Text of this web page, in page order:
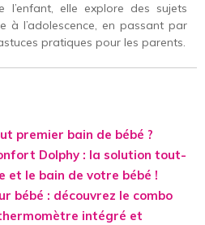
elle explore des sujets
à l’adolescence, en passant par
pratiques pour les parents.
premier bain de bébé ?
Dolphy : la solution tout-
et le bain de votre bébé !
bébé : découvrez le combo
intégré et